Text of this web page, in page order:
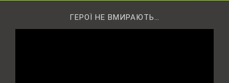
ГЕРОЇ НЕ ВМИРАЮТЬ…